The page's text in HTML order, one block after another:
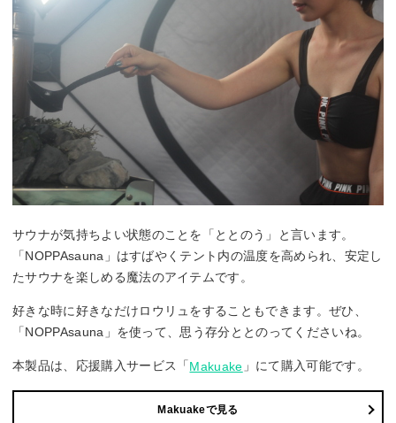
サウナが気持ちよい状態のことを「ととのう」と言います。
「NOPPAsauna」はすばやくテント内の温度を高められ、安定し
たサウナを楽しめる魔法のアイテムです。
好きな時に好きなだけロウリュをすることもできます。ぜひ、
「NOPPAsauna」を使って、思う存分ととのってくださいね。
本製品は、応援購入サービス「 Makuake 」にて購入可能です。
Makuakeで見る